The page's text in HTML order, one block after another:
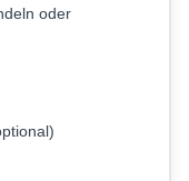
oder